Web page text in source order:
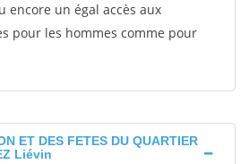
encore un égal accès aux
pour les hommes comme pour
ET DES FETES DU QUARTIER
Liévin